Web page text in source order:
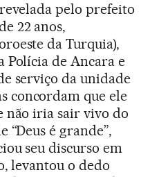
pelo prefeito
22 anos,
da Turquia),
Polícia de Ancara e
serviço da unidade
concordam que ele
não iria sair vivo do
é grande”,
seu discurso em
levantou o dedo